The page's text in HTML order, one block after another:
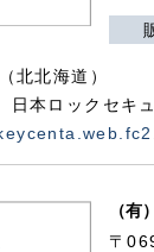
北北海道）
日本ロックセキ
（有
〒